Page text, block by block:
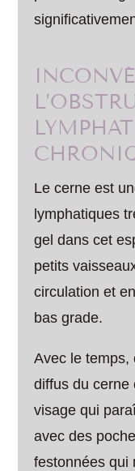
Le cerne est
lymphatiques
gel dans cet
petits
circulation et
bas grade.
Avec le temps,
diffus du cerne
visage qui
avec des
festonnées qui